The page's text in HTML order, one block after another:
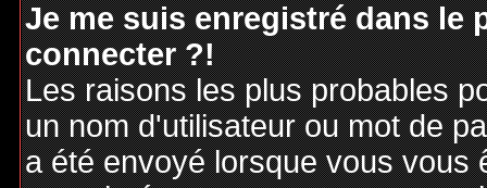
Je me suis enregistré dans le
connecter ?!
Les raisons les plus probables
un nom d'utilisateur ou mot de
a été envoyé lorsque vous vous